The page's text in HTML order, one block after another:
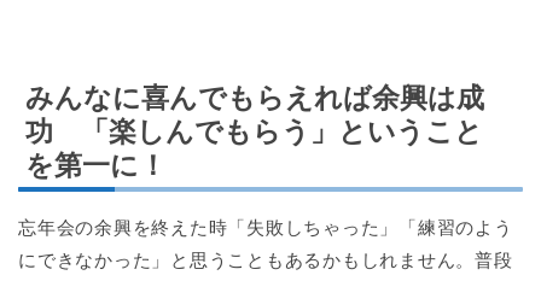
みんなに喜んでもらえれば余興は成
功 「楽しんでもらう」ということ
を第一に！
忘年会の余興を終えた時「失敗しちゃった」「練習のよう
にできなかった」と思うこともあるかもしれません。普段